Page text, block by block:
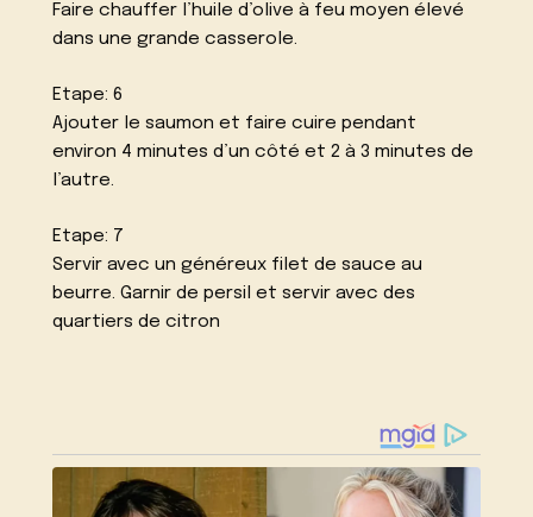
Faire chauffer l’huile d’olive à feu moyen élevé
dans une grande casserole.
Etape: 6
Ajouter le saumon et faire cuire pendant
environ 4 minutes d’un côté et 2 à 3 minutes de
l’autre.
Etape: 7
Servir avec un généreux filet de sauce au
beurre. Garnir de persil et servir avec des
quartiers de citron